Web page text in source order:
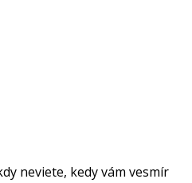
neviete, kedy vám vesmír